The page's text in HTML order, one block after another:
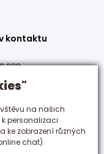
na našich
personalizaci
ke zobrazení různých
chat).
kontaktu
288
274/55,